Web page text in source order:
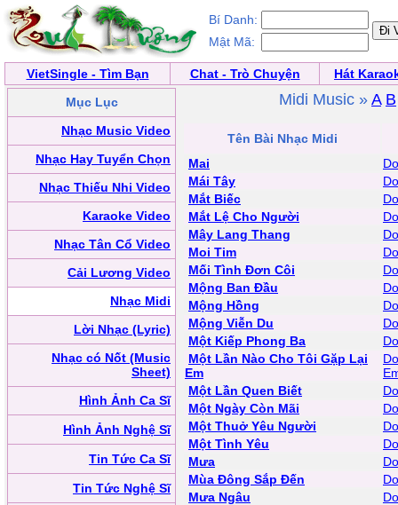
Bí Danh:
Mật Mã:
VietSingle - Tìm Bạn Chat - Trò Chuyện
Hát
Mục Lục
Nhạc Music Video
Nhạc Hay Tuyển Chọn
Nhạc Thiếu Nhi Video
Karaoke Video
Nhạc Tân Cổ Video
Cải Lương Video
Nhạc Midi
Lời Nhạc (Lyric)
Nhạc có Nốt (Music
Sheet)
Hình Ảnh Ca Sĩ
Hình Ảnh Nghệ Sĩ
Tin Tức Ca Sĩ
Tin Tức Nghệ Sĩ
Midi Music » A B
Tên Bài Nhạc Midi
Mai
Mái Tây
Mắt Biếc
Mắt Lệ Cho Người
Mây Lang Thang
Moi Tim
Mối Tình Đơn Côi
Mộng Ban Đầu
Mộng Hồng
Mộng Viễn Du
Một Kiếp Phong Ba
Một Lần Nào Cho Tôi Gặp Lại
Em
Một Lần Quen Biết
Một Ngày Còn Mãi
Một Thuở Yêu Người
Một Tình Yêu
Mưa
Mùa Đông Sắp Đến
Mưa Ngâu